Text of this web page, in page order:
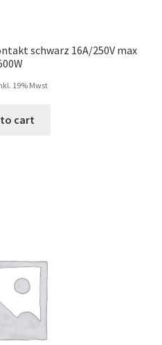
schwarz 16A/250V max
19% Mwst
cart